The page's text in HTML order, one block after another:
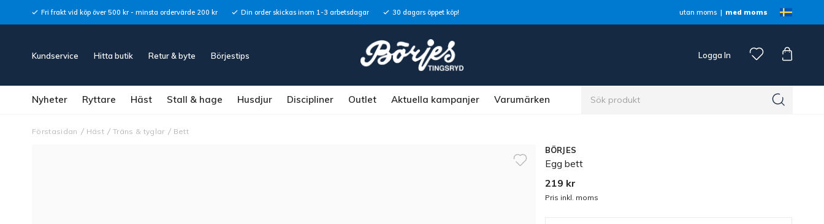
Fri frakt vid köp över 500 kr - minsta ordervärde 200 kr Din order skickas inom 1-3 arbetsdagar 30 dagars öppet köp! utan moms med moms
Kundservice Hitta butik Retur & byte Börjestips Logga In
Nyheter Ryttare Häst Stall & hage Husdjur Discipliner Outlet Aktuella kampanjer Varumärken
Förstasidan Häst Träns & tyglar Bett
BÖRJES
Egg bett
219 kr
Pris inkl. moms